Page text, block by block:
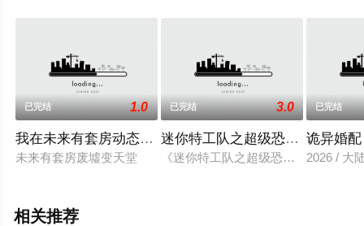
已完结 1.0
我在未来有套房动态漫画第2季
未来有套房废墟变天堂
已完结 3.0
迷你特工队之超级恐龙力量1
《迷你特工队之超级恐龙力量》讲
已完结
诡异婚
2026 / 大
相关推荐